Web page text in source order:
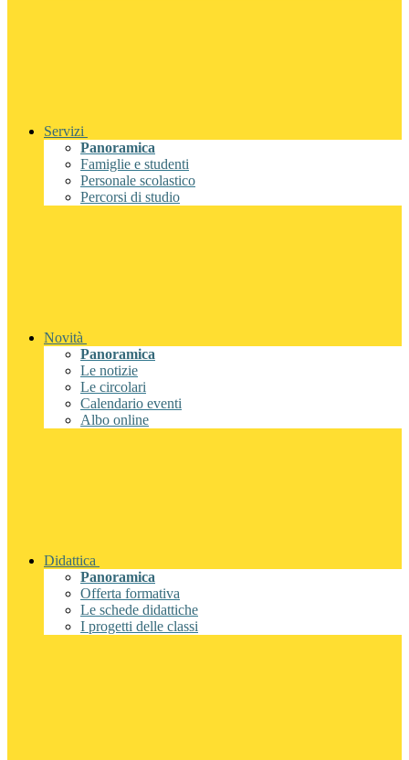
Servizi
Panoramica
Famiglie e studenti
Personale scolastico
Percorsi di studio
Novità
Panoramica
Le notizie
Le circolari
Calendario eventi
Albo online
Didattica
Panoramica
Offerta formativa
Le schede didattiche
I progetti delle classi